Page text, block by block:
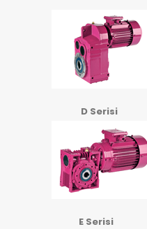
D Serisi
E Serisi